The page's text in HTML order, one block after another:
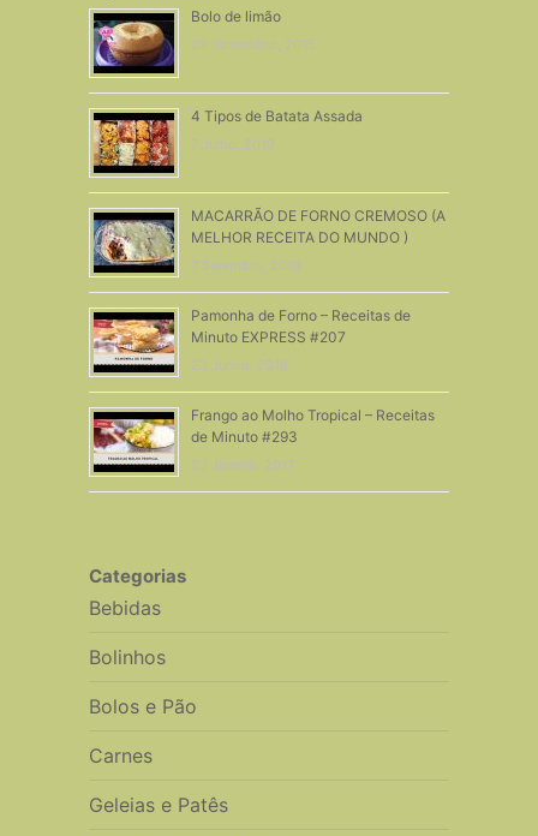
Bolo de limão
22 Novembro, 2015
4 Tipos de Batata Assada
7 Julho, 2019
MACARRÃO DE FORNO CREMOSO (A
MELHOR RECEITA DO MUNDO )
7 Setembro, 2019
Pamonha de Forno – Receitas de
Minuto EXPRESS #207
23 Junho, 2016
Frango ao Molho Tropical – Receitas
de Minuto #293
23 Janeiro, 2017
Categorias
Bebidas
Bolinhos
Bolos e Pão
Carnes
Geleias e Patês